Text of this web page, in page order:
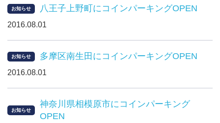
お知らせ 八王子上野町にコインパーキングOPEN
2016.08.01
お知らせ 多摩区南生田にコインパーキングOPEN
2016.08.01
お知らせ
神奈川県相模原市にコインパーキング
OPEN